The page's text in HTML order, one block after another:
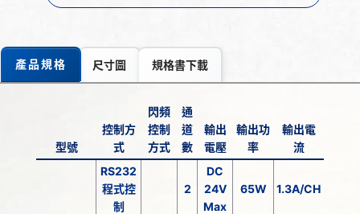
產品規格 尺寸圖 規格書下載
型號
控制方
式
閃頻
控制
方式
通
道
數
輸出
電壓
輸出功
率
輸出電
流
RS232
程式控
制
2
DC
24V
Max
65W 1.3A/CH